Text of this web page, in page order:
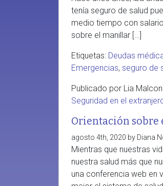
tenía seguro de salud
medio tiempo con
sobre el manillar […]
Etiquetas: Deudas
Emergencias, seguro de
Publicado por Lia
Seguridad en el
Orientación sobre
agosto 4th, 2020 by Diana
Mientras que nuestras
nuestra salud más que
una conferencia web en